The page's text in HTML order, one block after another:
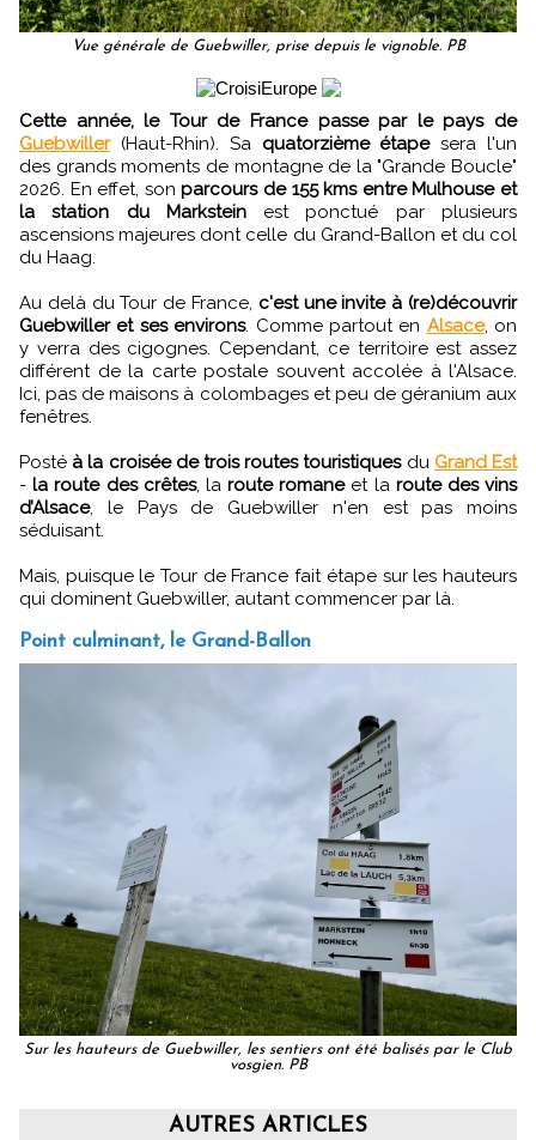
Vue générale de Guebwiller, prise depuis le vignoble. PB
Cette année, le Tour de France passe par le pays de
Guebwiller(Haut-Rhin). Sa quatorzième étapesera l'un
des grands moments de montagne de la "Grande Boucle"
2026. En effet, sonparcours de 155 kms entre Mulhouse et
la station du Markstein est ponctué par plusieurs
ascensions majeures dont celle du Grand-Ballon et du col
du Haag.
Au delà du Tour de France, c'est une invite à (re)découvrir
Guebwiller et ses environs. Comme partout en Alsace, on
y verra des cigognes. Cependant, ce territoire est assez
différent de la carte postale souvent accolée à l'Alsace.
Ici, pas de maisons à colombages et peu de géranium aux
fenêtres.
Posté à la croisée de trois routes touristiquesdu Grand Est
- la route des crêtes, laroute romaneet la route des vins
d’Alsace, le Pays de Guebwiller n'en est pas moins
séduisant.
Mais, puisque le Tour de France fait étape sur les hauteurs
qui dominent Guebwiller, autant commencer par là.
Point culminant, le Grand-Ballon
Sur les hauteurs de Guebwiller, les sentiers ont été balisés par le Club
vosgien. PB
AUTRES ARTICLES